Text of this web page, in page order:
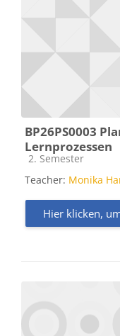
BP26PS0003
Lernprozessen
Kursbereich
2. Semester
Teacher: Monika
Hier klicken,